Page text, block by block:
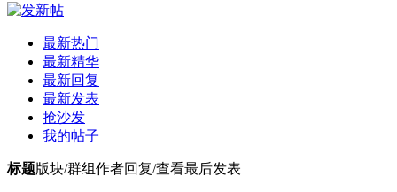
最新热门
最新精华
最新回复
最新发表
抢沙发
我的帖子
标题版块/群组作者回复/查看最后发表